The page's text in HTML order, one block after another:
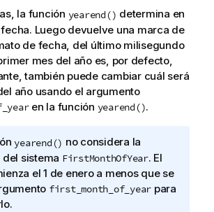
la función yearend() determina en
Luego devuelve una marca de
de fecha, del último milisegundo
mes del año es, por defecto,
también puede cambiar cuál será
año usando el argumento
en la función yearend().
yearend() no considera la
del sistema FirstMonthOfYear. El
el 1 de enero a menos que se
first_month_of_year para